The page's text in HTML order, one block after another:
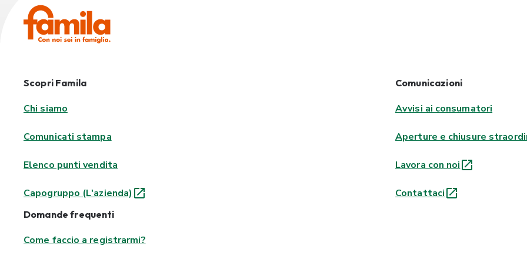
Scopri Famila
Chi siamo
Comunicati stampa
Elenco punti vendita
Capogruppo (L'azienda)
Comunicazioni
Avvisi ai consumatori
Aperture e chiusure
Lavora con noi
Contattaci
Domande frequenti
Come faccio a registrarmi?